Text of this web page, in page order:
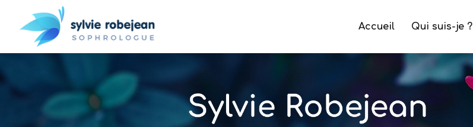
contenu
principal
Accueil
Qui suis-je ?